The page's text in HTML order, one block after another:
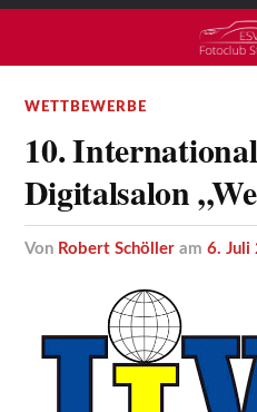
WETTBEWERBE
10.
Digitalsalon
von Robert Schöller am6. Juli